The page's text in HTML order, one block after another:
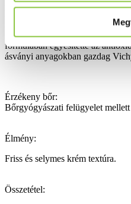
Formulája SPF 30 fényvédő
Rendszeres használattal: az
hatóanyag-kombinációja. A
formulában egyesítette az
ásványi anyagokban gazdag
Érzékeny bőr:
Bőrgyógyászati felügyelet mellett
Élmény:
Friss és selymes krém textúra.
Összetétel: